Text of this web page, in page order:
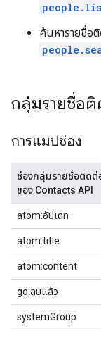
ค้นหารายชื่อ
กลุ่มรายชื่อ
การแมปช่อง
ช่องกลุ่มรายชื่อติดต่
ของ Contacts API
atom:อัปเดท
atom:title
atom:content
gd:ลบแล้ว
systemGroup